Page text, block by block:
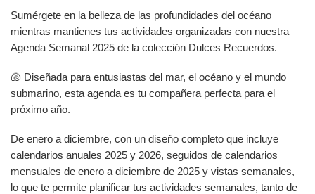
Sumérgete en la belleza de las profundidades del océano
mientras mantienes tus actividades organizadas con nuestra
Agenda Semanal 2025 de la colección Dulces Recuerdos.
🐚 Diseñada para entusiastas del mar, el océano y el mundo
submarino, esta agenda es tu compañera perfecta para el
próximo año.
De enero a diciembre, con un diseño completo que incluye
calendarios anuales 2025 y 2026, seguidos de calendarios
mensuales de enero a diciembre de 2025 y vistas semanales,
lo que te permite planificar tus actividades semanales, tanto de